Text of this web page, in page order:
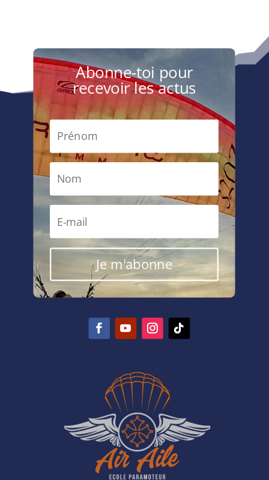
Abonne-toi pour
recevoir les actus
Je m'abonne